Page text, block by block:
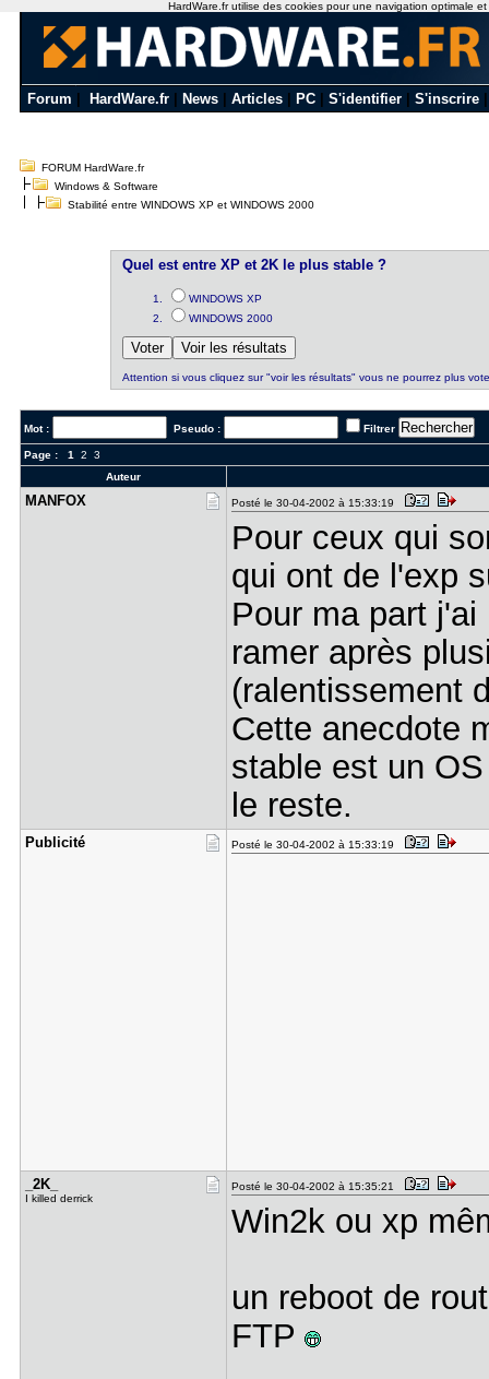
Forum HardWare.fr News Articles PC S'identifier S'inscrire
FORUM HardWare.fr
Windows & Software
Stabilité entre WINDOWS XP et WINDOWS 2000
Quel est entre XP et 2K le plus stable ?
WINDOWS XP
WINDOWS 2000
Attention si vous cliquez sur "voir les résultats" vous ne pourrez plus
Mot : Pseudo : Filtrer
Page : 1 2
3
Auteur
MANFOX Posté le 30-04-2002 à 15:33:19
Pour ceux qui
qui ont de l'exp
Pour ma part
ramer après
(ralentissement
Cette anecdote
stable est un
le reste.
Publicité Posté le 30-04-2002 à 15:33:19
_2K_
I killed derrick
Posté le 30-04-2002 à 15:35:21
Win2k ou xp
un reboot de
FTP
HardWare.fr utilise des cookies pour une navigation optimale